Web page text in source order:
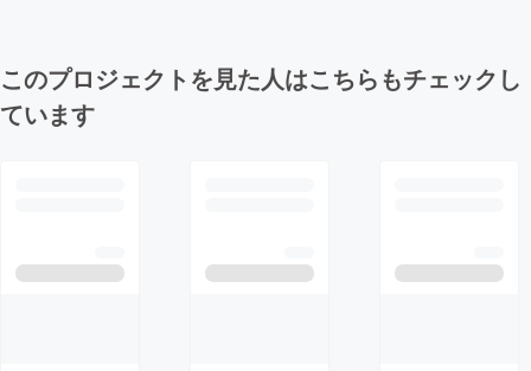
このプロジェクトを見た人はこちらもチェックし
ています